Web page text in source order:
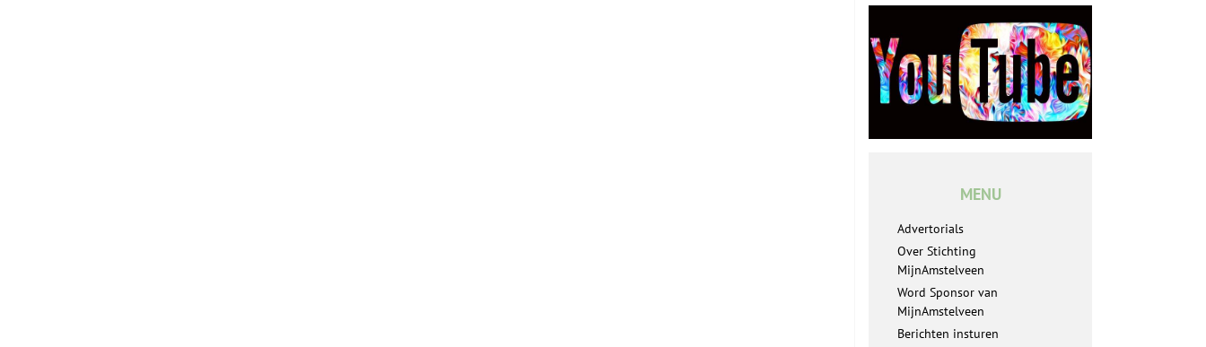
MENU
Advertorials
Over Stichting
MijnAmstelveen
Word Sponsor van
MijnAmstelveen
Berichten insturen